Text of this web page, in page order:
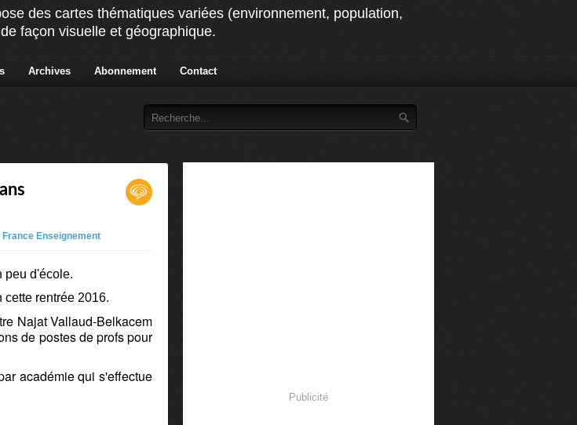
des cartes thématiques variées (environnement, population,
façon visuelle et géographique.
Archives Abonnement Contact
France Enseignement
peu d'école.
cette rentrée 2016.
Najat Vallaud-Belkacem
de postes de profs pour
académie qui s'effectue
Publicité